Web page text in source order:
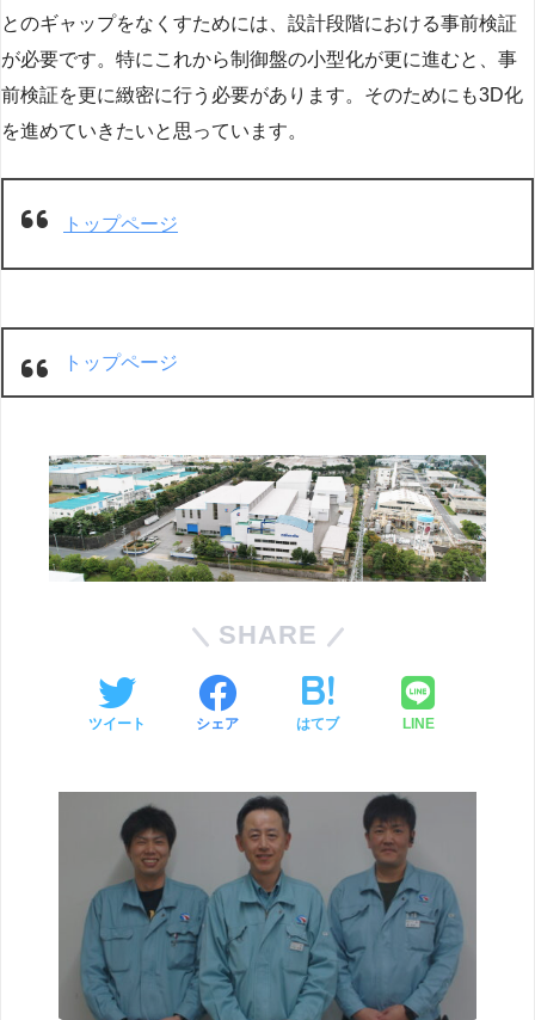
とのギャップをなくすためには、設計段階における事前検証
が必要です。特にこれから制御盤の小型化が更に進むと、事
前検証を更に緻密に行う必要があります。そのためにも3D化
を進めていきたいと思っています。
トップページ
トップページ
SHARE
ツイート シェア はてブ LINE